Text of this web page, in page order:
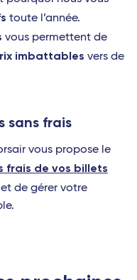
toute l’année.
vous permettent de
imbattables vers de
sans frais
vous propose le
frais de vos billets
de gérer votre